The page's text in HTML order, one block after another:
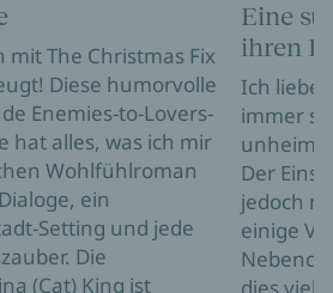
mit The Christmas Fix
Diese humorvolle
Enemies-to-Lovers-
hat alles, was ich mir
Wohlfühlroman
ein
Setting und jede
Die
(Cat) King ist
Eine
ihren
Ich liebe
immer
Der
jedoch
einige